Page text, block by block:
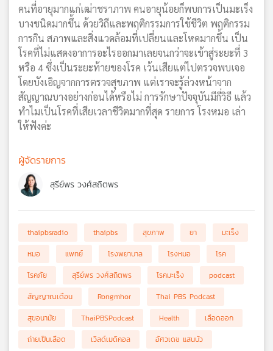
คนที่อายุมากแก่เฒ่าชราภาพ คนอายุน้อยก็พบการเป็นมะเร็ง
บางชนิดมากขึ้น ด้วยวิถีและพฤติกรรมการใช้ชีวิต พฤติกรรม
การกิน สภาพและสิ่งแวดล้อมที่เปลี่ยนและโหดมากขึ้น เป็น
โรคที่ไม่แสดงอาการอะไรออกมาเลยจนกว่าจะเข้าสู่ระยะที่ 3
หรือ 4 ซึ่งเป็นระยะท้ายของโรค เว้นเสียแต่ไปตรวจพบเจอ
โดยบังเอิญจากการตรวจสุขภาพ แต่เราจะรู้ล่วงหน้าจาก
สัญญาณบางอย่างก่อนได้หรือไม่ การรักษาปัจจุบันมีกี่วิธี แล้ว
ทำไมเป็นโรคที่เสียเวลาชีวิตมากที่สุด รายการ โรงหมอ เล่า
ให้ฟังค่ะ
ผู้จัดรายการ
สุรีย์พร วงศ์สถิตพร
thaipbsradio thaipbs สุขภาพ ยา
มะเร็ง
หมอ
แพทย์ โรงพยาบาล โรงหมอ
โรค
โรคภัย
สุรีย์พร วงศ์สถิตพร โรคมะเร็ง
podcast
สัญญาณเตือน
Rongmhor
Thai PBS Podcast
สุขอนามัย
ThaiPBSPodcast Health
เลือดออก
ถ่ายเป็นเลือด
เวิลด์เมดิคอล อัศวเดช แสนบัว